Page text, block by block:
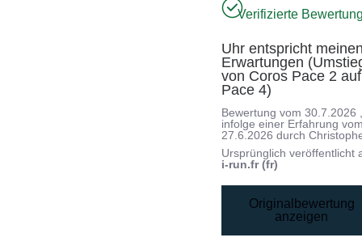
Verifizierte
Uhr entspricht
Erwartungen
von Coros Pace 2 auf
Pace 4)
Bewertung vom30.7.2026
infolge einer Erfahrung
27.6.2026 durch
Ursprünglich veröffentlicht
i-run.fr (fr)
Originalbewertung
anzeigen